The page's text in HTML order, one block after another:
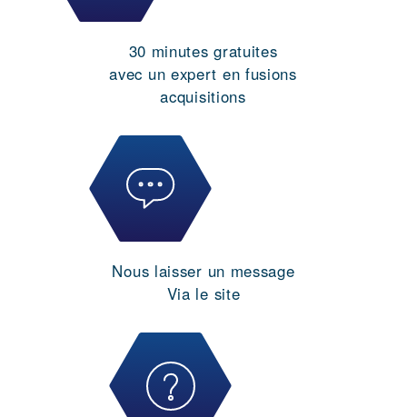
30 minutes gratuites
avec un expert en fusions
acquisitions
Nous laisser un message
Via le site